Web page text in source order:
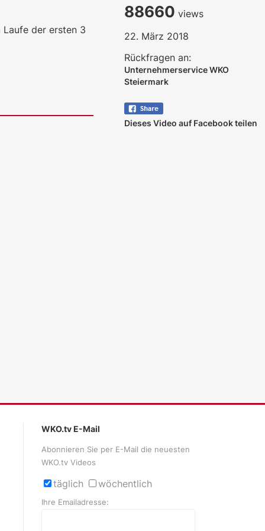
der ersten 3
88660 views
22. März 2018
Rückfragen an:
Unternehmerservice WKO
Steiermark
Dieses Video auf Facebook teilen
WKO.tv E-Mail
Abonnieren Sie per E-Mail die neuesten
WKO.tv Videos
täglich wöchentlich
Ihre Emailadresse: